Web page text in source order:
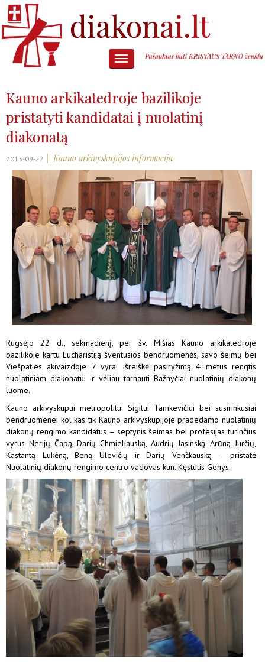
Kauno arkikatedroje bazilikoje
pristatyti kandidatai į nuolatinį
diakonatą
2013-09-22 || Kauno arkivyskupijos informacija
Rugsėjo 22 d., sekmadienį, per šv. Mišias Kauno arkikatedroje
bazilikoje kartu Eucharistiją šventusios bendruomenės, savo šeimų bei
Viešpaties akivaizdoje 7 vyrai išreiškė pasiryžimą 4 metus rengtis
nuolatiniam diakonatui ir vėliau tarnauti Bažnyčiai nuolatinių diakonų
luome.
Kauno arkivyskupui metropolitui Sigitui Tamkevičiui bei susirinkusiai
bendruomenei kol kas tik Kauno arkivyskupijoje pradedamo nuolatinių
diakonų rengimo kandidatus – septynis šeimas bei profesijas turinčius
vyrus Nerijų Čapą, Darių Chmieliauską, Audrių Jasinską, Arūną Jurčių,
Kastantą Lukėną, Beną Ulevičių ir Darių Venčkauską – pristatė
Nuolatinių diakonų rengimo centro vadovas kun. Kęstutis Genys.